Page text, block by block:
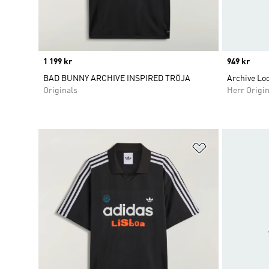
Price
1 199 kr
BAD BUNNY ARCHIVE INSPIRED TRÖJA
Originals
Price
949 kr
Archive
Herr
Lägg till på